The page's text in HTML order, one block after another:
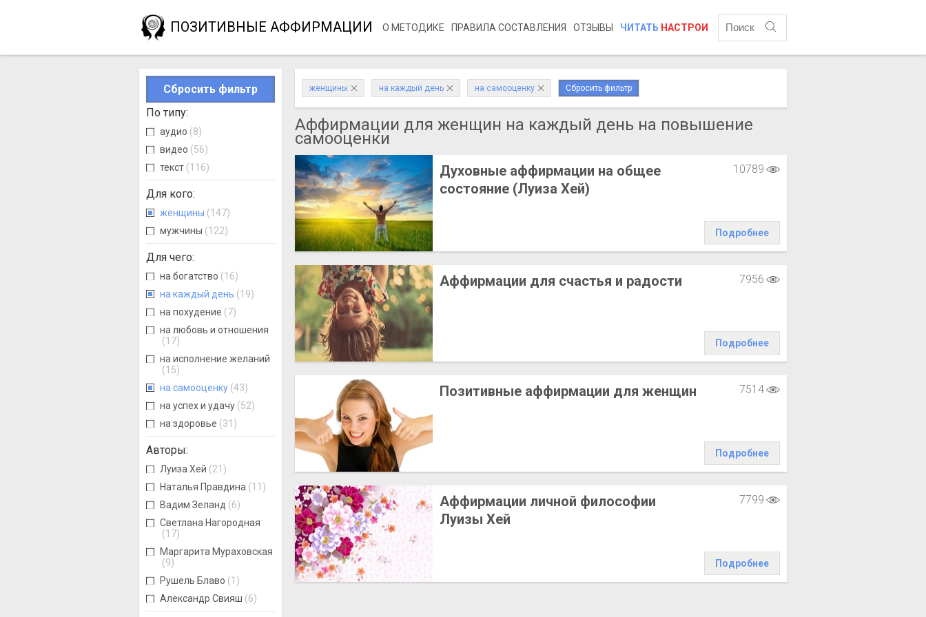
ПОЗИТИВНЫЕ АФФИРМАЦИИ О МЕТОДИКЕ ПРАВИЛА СОСТАВЛЕНИЯ ОТЗЫВЫ ЧИТАТЬ НАСТРОИ
Сбросить фильтр
По типу:
аудио (8)
видео (56)
текст (116)
Для кого:
женщины (147)
мужчины (122)
Для чего:
на богатство (16)
на каждый день (19)
на похудение (7)
на любовь и отношения
(17)
на исполнение желаний
(15)
на самооценку (43)
на успех и удачу (52)
на здоровье (31)
Авторы:
Луиза Хей (21)
Наталья Правдина (11)
Вадим Зеланд (6)
Светлана Нагородная
(17)
Маргарита Мураховская
(9)
Рушель Блаво (1)
Александр Свияш (6)
женщины на каждый день на самооценку Сбросить фильтр
Аффирмации для женщин на каждый день на повышение
самооценки
Духовные аффирмации на общее
состояние (Луиза Хей)
10789
Подробнее
Аффирмации для счастья и радости 7956
Подробнее
Позитивные аффирмации для женщин 7514
Подробнее
Аффирмации личной философии
Луизы Хей
7799
Подробнее